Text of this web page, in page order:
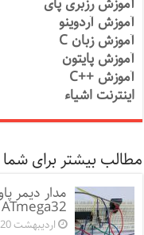
آموزش آردوینو
آموزش زبان C
آموزش پایتون
آموزش ++C
اینترنت اشیاء
مطالب بیشتر برای شما
ATmega32
اردیبهشت 20, 1400